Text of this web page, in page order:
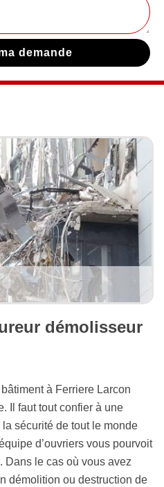
démolisseur
à Ferriere Larcon
Il faut tout confier à une
sécurité de tout le monde
d’ouvriers vous pourvoit
Dans le cas où vous avez
démolition ou destruction de